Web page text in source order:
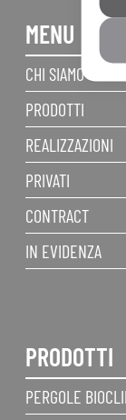
MENU
CHI SIAMO
PRODOTTI
REALIZZAZIONI
PRIVATI
CONTRACT
IN EVIDENZA
PRODOTTI
PERGOLE